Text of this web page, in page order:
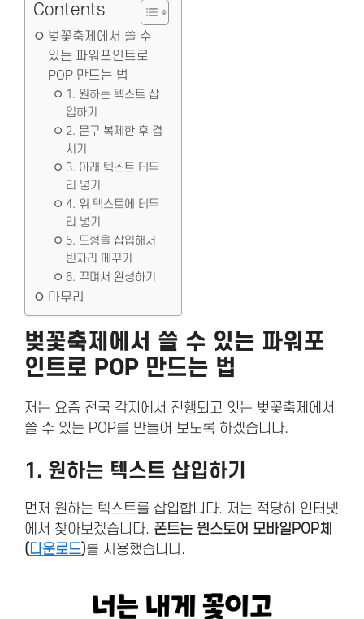
Contents
벚꽃축제에서 쓸 수
있는 파워포인트로
POP 만드는 법
1. 원하는 텍스트 삽
입하기
2. 문구 복제한 후 겹
치기
3. 아래 텍스트 테두
리 넣기
4. 위 텍스트에 테두
리 넣기
5. 도형을 삽입해서
빈자리 메꾸기
6. 꾸며서 완성하기
마무리
벚꽃축제에서 쓸 수 있는 파워포
인트로 POP 만드는 법
저는 요즘 전국 각지에서 진행되고 잇는 벚꽃축제에서
쓸 수 있는 POP를 만들어 보도록 하겠습니다.
1. 원하는 텍스트 삽입하기
먼저 원하는 텍스트를 삽입합니다. 저는 적당히 인터넷
에서 찾아보겠습니다. 폰트는 원스토어 모바일POP체
( 다운로드)를 사용했습니다.